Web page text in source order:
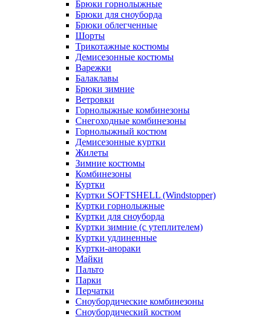
Брюки горнолыжные
Брюки для сноуборда
Брюки облегченные
Шорты
Трикотажные костюмы
Демисезонные костюмы
Варежки
Балаклавы
Брюки зимние
Ветровки
Горнолыжные комбинезоны
Снегоходные комбинезоны
Горнолыжный костюм
Демисезонные куртки
Жилеты
Зимние костюмы
Комбинезоны
Куртки
Куртки SOFTSHELL (Windstopper)
Куртки горнолыжные
Куртки для сноуборда
Куртки зимние (с утеплителем)
Куртки удлиненные
Куртки-анораки
Майки
Пальто
Парки
Перчатки
Сноубордические комбинезоны
Сноубордический костюм